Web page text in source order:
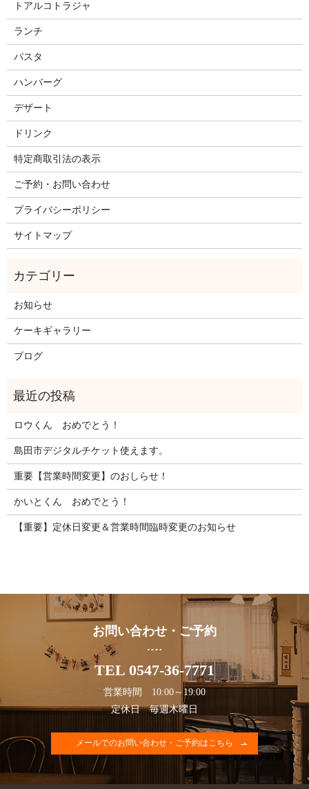
トアルコトラジャ
ランチ
パスタ
ハンバーグ
デザート
ドリンク
特定商取引法の表示
ご予約・お問い合わせ
プライバシーポリシー
サイトマップ
お知らせ
ケーキギャラリー
ブログ
ロウくん おめでとう！
島田市デジタルチケット使えます。
重要【営業時間変更】のおしらせ！
かいとくん おめでとう！
【重要】定休日変更＆営業時間臨時変更のお知らせ
お問い合わせ・ご予約
TEL 0547-36-7771
営業時間 10:00～19:00
定休日 毎週木曜日
メールでのお問い合わせ・ご予約はこちら